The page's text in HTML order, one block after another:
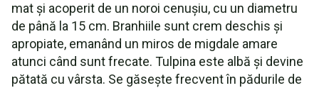
mat și acoperit de un noroi cenușiu, cu un diametru
de până la 15 cm. Branhiile sunt crem deschis și
apropiate, emanând un miros de migdale amare
atunci când sunt frecate. Tulpina este albă și devine
pătată cu vârsta. Se găsește frecvent în pădurile de